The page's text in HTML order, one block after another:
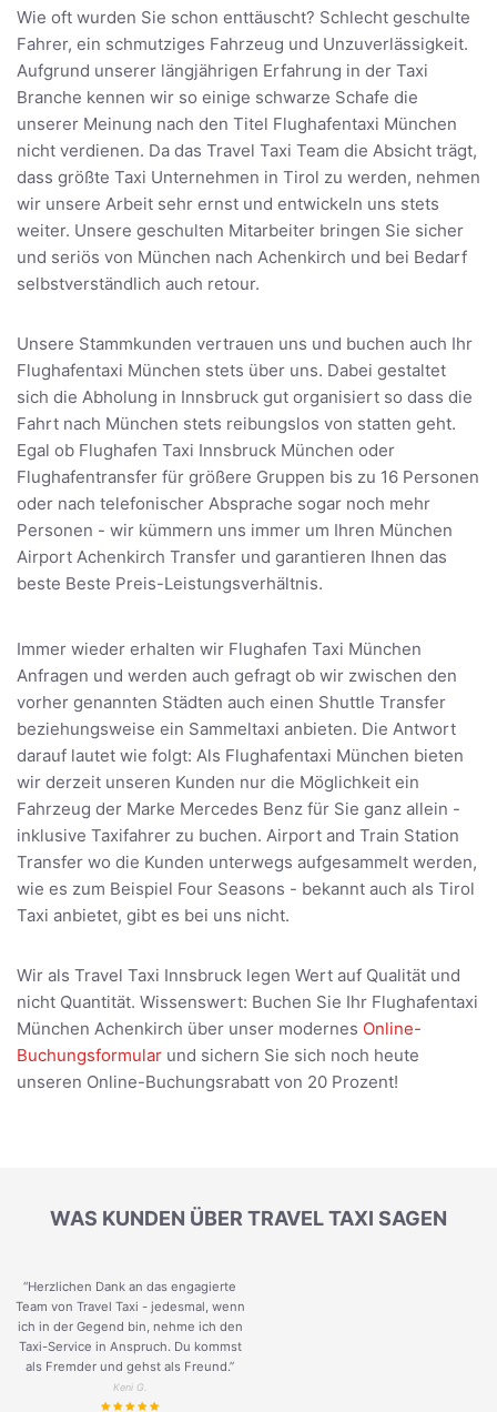
Wie oft wurden Sie schon enttäuscht? Schlecht geschulte
Fahrer, ein schmutziges Fahrzeug und Unzuverlässigkeit.
Aufgrund unserer längjährigen Erfahrung in der Taxi
Branche kennen wir so einige schwarze Schafe die
unserer Meinung nach den Titel Flughafentaxi München
nicht verdienen. Da das Travel Taxi Team die Absicht trägt,
dass größte Taxi Unternehmen in Tirol zu werden, nehmen
wir unsere Arbeit sehr ernst und entwickeln uns stets
weiter. Unsere geschulten Mitarbeiter bringen Sie sicher
und seriös von München nach Achenkirch und bei Bedarf
selbstverständlich auch retour.
Unsere Stammkunden vertrauen uns und buchen auch Ihr
Flughafentaxi München stets über uns. Dabei gestaltet
sich die Abholung in Innsbruck gut organisiert so dass die
Fahrt nach München stets reibungslos von statten geht.
Egal ob Flughafen Taxi Innsbruck München oder
Flughafentransfer für größere Gruppen bis zu 16 Personen
oder nach telefonischer Absprache sogar noch mehr
Personen - wir kümmern uns immer um Ihren München
Airport Achenkirch Transfer und garantieren Ihnen das
beste Beste Preis-Leistungsverhältnis.
Immer wieder erhalten wir Flughafen Taxi München
Anfragen und werden auch gefragt ob wir zwischen den
vorher genannten Städten auch einen Shuttle Transfer
beziehungsweise ein Sammeltaxi anbieten. Die Antwort
darauf lautet wie folgt: Als Flughafentaxi München bieten
wir derzeit unseren Kunden nur die Möglichkeit ein
Fahrzeug der Marke Mercedes Benz für Sie ganz allein -
inklusive Taxifahrer zu buchen. Airport and Train Station
Transfer wo die Kunden unterwegs aufgesammelt werden,
wie es zum Beispiel Four Seasons - bekannt auch als Tirol
Taxi anbietet, gibt es bei uns nicht.
Wir als Travel Taxi Innsbruck legen Wert auf Qualität und
nicht Quantität. Wissenswert: Buchen Sie Ihr Flughafentaxi
München Achenkirch über unser modernes Online-
Buchungsformular und sichern Sie sich noch heute
unseren Online-Buchungsrabatt von 20 Prozent!
WAS KUNDEN ÜBER TRAVEL TAXI SAGEN
“Herzlichen Dank an das engagierte
Team von Travel Taxi - jedesmal, wenn
ich in der Gegend bin, nehme ich den
Taxi-Service in Anspruch. Du kommst
als Fremder und gehst als Freund.”
Keni G.